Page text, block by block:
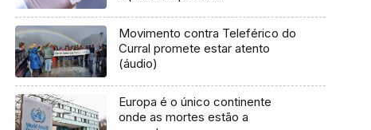
Movimento contra Teleférico do
Curral promete estar atento
(áudio)
Europa é o único continente
onde as mortes estão a